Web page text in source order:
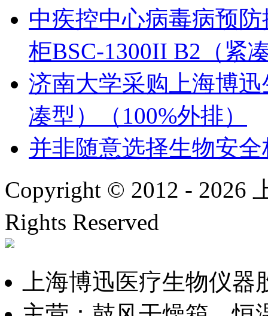
中疾控中心病毒病预
柜BSC-1300II B2（紧
济南大学采购上海博
凑型）（100%外排）
并非随意选择生物安
Copyright © 2012 - 2026
Rights Reserved
上海博迅医疗生物仪器